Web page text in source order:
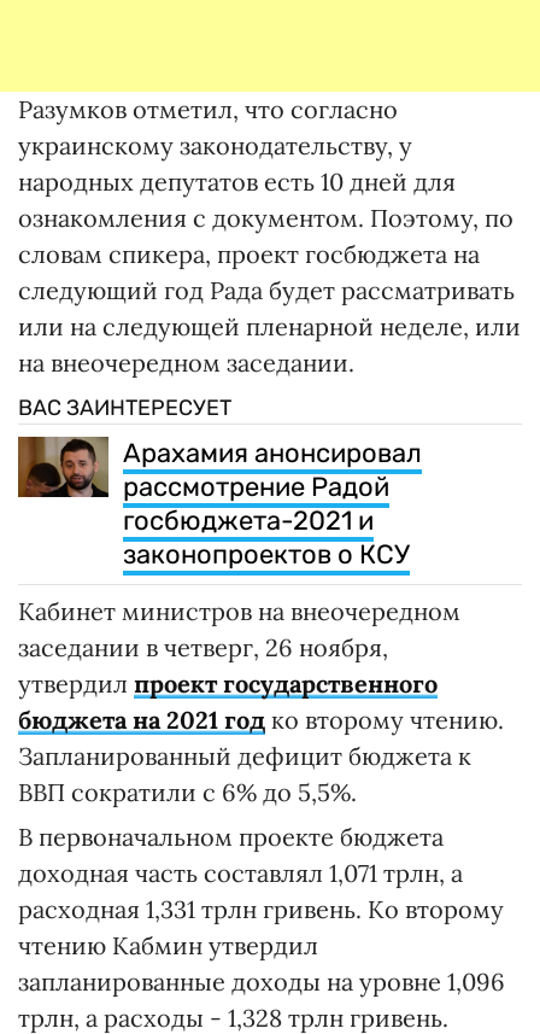
Разумков отметил, что согласно
украинскому законодательству, у
народных депутатов есть 10 дней для
ознакомления с документом. Поэтому, по
словам спикера, проект госбюджета на
следующий год Рада будет рассматривать
или на следующей пленарной неделе, или
на внеочередном заседании.
ВАС ЗАИНТЕРЕСУЕТ
Арахамия анонсировал
рассмотрение Радой
госбюджета-2021 и
законопроектов о КСУ
Кабинет министров на внеочередном
заседании в четверг, 26 ноября,
утвердил проект государственного
бюджета на 2021 год ко второму чтению.
Запланированный дефицит бюджета к
ВВП сократили с 6% до 5,5%.
В первоначальном проекте бюджета
доходная часть составлял 1,071 трлн, а
расходная 1,331 трлн гривень. Ко второму
чтению Кабмин утвердил
запланированные доходы на уровне 1,096
трлн, а расходы - 1,328 трлн гривень.